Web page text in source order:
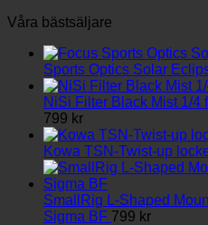
Våra bästsäljare
Sports Optics Solar
NiSi Filter Black Mist 1/4
799 kr
Kowa TSN-Twist-up
SmallRig L-Shaped
Sigma BF 799 kr